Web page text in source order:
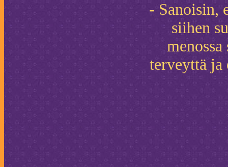
- Sanoisin,
siihen
terveyttä ja